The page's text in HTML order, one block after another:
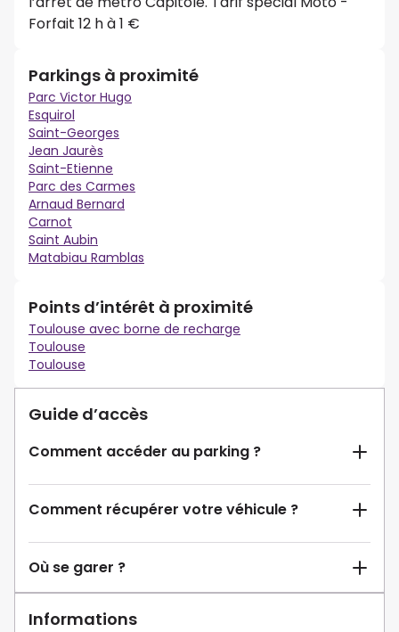
Forfait 12 h à 1 €
Parkings à proximité
Parc Victor Hugo
Esquirol
Saint-Georges
Jean Jaurès
Saint-Etienne
Parc des Carmes
Arnaud Bernard
Carnot
Saint Aubin
Matabiau Ramblas
Points d’intérêt à proximité
Toulouse avec borne de recharge
Toulouse
Toulouse
Guide d’accès
Comment accéder au parking ?
Comment récupérer votre véhicule ?
Où se garer ?
Informations